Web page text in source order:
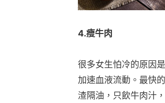
4.瘦牛肉
很多女生怕冷的原因
加速血液流動。最快
渣隔油，只飲牛肉汁